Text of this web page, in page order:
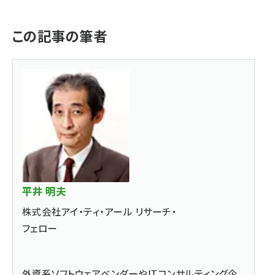
この記事の筆者
平井 明夫
株式会社アイ・ティ・アール リサーチ・
フェロー